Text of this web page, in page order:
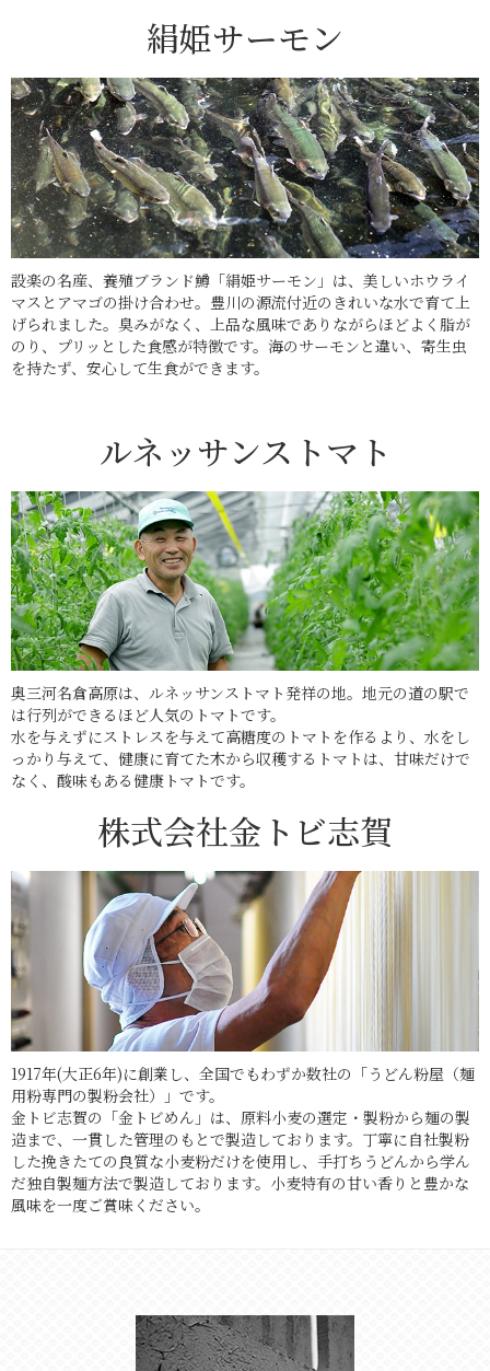
絹姫サーモン
設楽の名産、養殖ブランド鱒「絹姫サーモン」は、美しいホウライ
マスとアマゴの掛け合わせ。豊川の源流付近のきれいな水で育て上
げられました。臭みがなく、上品な風味でありながらほどよく脂が
のり、プリッとした食感が特徴です。海のサーモンと違い、寄生虫
を持たず、安心して生食ができます。
ルネッサンストマト
奥三河名倉高原は、ルネッサンストマト発祥の地。地元の道の駅で
は行列ができるほど人気のトマトです。
水を与えずにストレスを与えて高糖度のトマトを作るより、水をし
っかり与えて、健康に育てた木から収穫するトマトは、甘味だけで
なく、酸味もある健康トマトです。
株式会社金トビ志賀
1917年(大正6年)に創業し、全国でもわずか数社の「うどん粉屋（麺
用粉専門の製粉会社）」です。
金トビ志賀の「金トビめん」は、原料小麦の選定・製粉から麺の製
造まで、一貫した管理のもとで製造しております。丁寧に自社製粉
した挽きたての良質な小麦粉だけを使用し、手打ちうどんから学ん
だ独自製麺方法で製造しております。小麦特有の甘い香りと豊かな
風味を一度ご賞味ください。